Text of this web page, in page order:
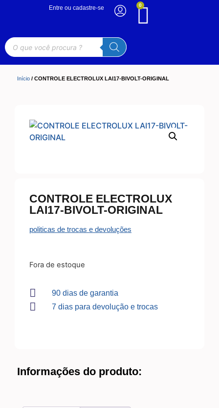
0
Entre ou cadastre-se
Início / CONTROLE ELECTROLUX LAI17-BIVOLT-ORIGINAL
CONTROLE ELECTROLUX
LAI17-BIVOLT-ORIGINAL
politicas de trocas e devoluções
Fora de estoque
90 dias de garantia
7 dias para devolução e trocas
Informações do produto: